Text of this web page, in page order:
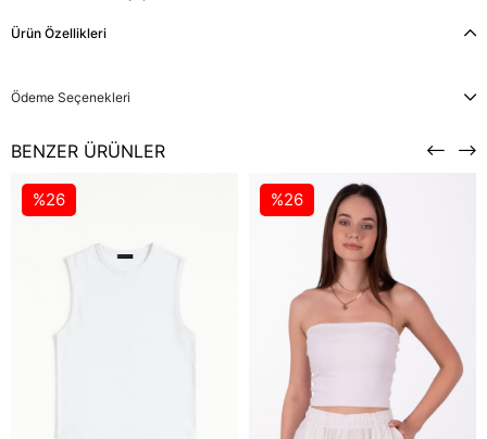
Ürün Özellikleri
Ödeme Seçenekleri
BENZER ÜRÜNLER
%26 %26